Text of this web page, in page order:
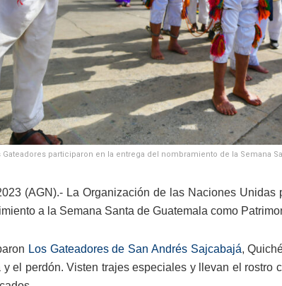
Gateadores participaron en la entrega del nombramiento de la Semana
(AGN).- La Organización de las Naciones
a la Semana Santa de Guatemala como
Los Gateadores de San Andrés Sajcabajá,
el perdón. Visten trajes especiales y llevan el rostro